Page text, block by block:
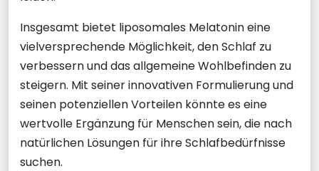
Insgesamt bietet liposomales Melatonin eine
vielversprechende Möglichkeit, den Schlaf zu
verbessern und das allgemeine Wohlbefinden zu
steigern. Mit seiner innovativen Formulierung und
seinen potenziellen Vorteilen könnte es eine
wertvolle Ergänzung für Menschen sein, die nach
natürlichen Lösungen für ihre Schlafbedürfnisse
suchen.